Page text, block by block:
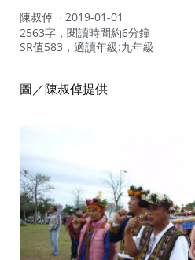
作
者：
陳叔倬
2019-01-01
2563字，閱讀時間約6分鐘
SR值583，適讀年級:九年級
圖／陳叔倬提供